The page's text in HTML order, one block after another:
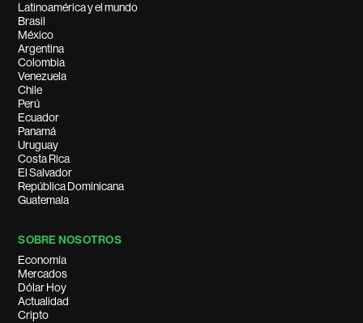
Latinoamérica y el mundo
Brasil
México
Argentina
Colombia
Venezuela
Chile
Perú
Ecuador
Panamá
Uruguay
Costa Rica
El Salvador
República Dominicana
Guatemala
SOBRE NOSOTROS
Economía
Mercados
Dólar Hoy
Actualidad
Cripto